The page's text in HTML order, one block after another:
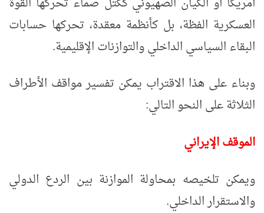
العسكرية الفظة، بل كأنظمة معقدة، تحركها حسابات
البقاء السياسي الداخلي والتوازنات الإقليمية.
وبناء على هذا الاقتراب يمكن تفسير مواقف الأطراف
الثلاثة على النحو التالي:
الموقف الإيراني
ويمكن تلخيصه بمحاولة الموازنة بين الردع الدولي
والاستقرار الداخلي.